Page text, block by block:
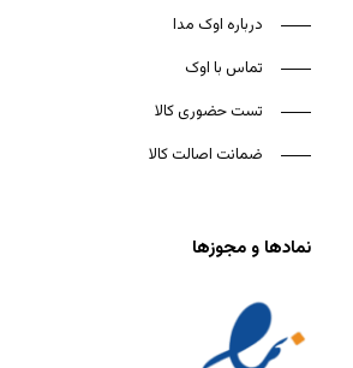
درباره اوک مدا
تماس با اوک
تست حضوری کالا
ضمانت اصالت کالا
نمادها و مجوزها